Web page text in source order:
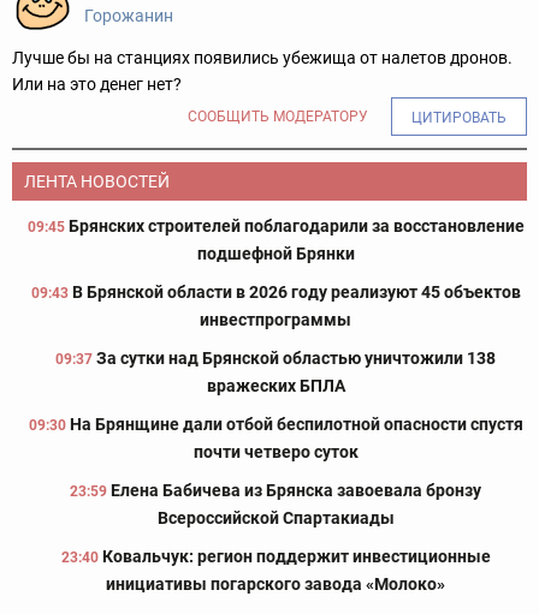
Горожанин
Лучше бы на станциях появились убежища от налетов дронов.
Или на это денег нет?
СООБЩИТЬ МОДЕРАТОРУ ЦИТИРОВАТЬ
ЛЕНТА НОВОСТЕЙ
09:45 Брянских строителей поблагодарили за восстановление
подшефной Брянки
09:43 В Брянской области в 2026 году реализуют 45 объектов
инвестпрограммы
09:37 За сутки над Брянской областью уничтожили 138
вражеских БПЛА
09:30 На Брянщине дали отбой беспилотной опасности спустя
почти четверо суток
23:59 Елена Бабичева из Брянска завоевала бронзу
Всероссийской Спартакиады
23:40 Ковальчук: регион поддержит инвестиционные
инициативы погарского завода «Молоко»